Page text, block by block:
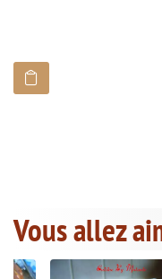
Vous allez